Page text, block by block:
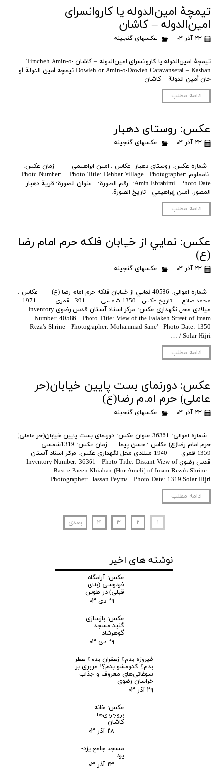
تیمچۀ امین‌الدوله یا کاروانسرای
امین‌الدوله – کاشان
۲۳ آذر ۰۳ عکسهای گنجینه
تیمچۀ امین‌الدوله یا کاروانسرای امین‌الدوله – کاشان Timcheh Amin-o-
Dowleh or Amin-o-Dowleh Caravanserai – Kashan تیمچه أمين الدولة أو
خان أمين الدولة – كاشان
ادامه مطلب
عکس: روستای دهبار
۲۳ آذر ۰۳ عکسهای گنجینه
شماره عکس: روستای دهبار عکاس : امین ابراهیمی زمان عکس:
نامعلوم Photo Number: Photo Title: Dehbar Village Photographer:
Amin Ebrahimi Photo Date: رقم الصورة: عنوان الصورة: قرية دهبار
المصور: أمين إبراهيمي تاريخ الصورة:
ادامه مطلب
عکس: نمايي از خیابان فلکه حرم امام رضا
(ع)
۲۳ آذر ۰۳ عکسهای گنجینه
شماره اموالی: 40586 نمايي از خیابان فلکه حرم امام رضا (ع) عکاس :
محمد صانع تاریخ عکس : 1350 شمسی 1391 قمری 1971
میلادی محل نگهداری عکس: مرکز اسناد آستان قدس رضوی Inventory
Number: 40586 Photo Title: View of the Falakeh Street of Imam
Reza's Shrine Photographer: Mohammad Sane' Photo Date: 1350
Solar Hijri / …
ادامه مطلب
عکس: دورنمای بست پایین خیابان(حر
عاملی) حرم امام رضا(ع)
۲۳ آذر ۰۳ عکسهای گنجینه
شماره اموالی: 36361 عنوان عکس: دورنمای بست پایین خیابان(حر عاملی)
حرم امام رضا(ع) عکاس : حسن پیما زمان عکس: 1319شمسی
1359 قمری 1940 میلادی محل نگهداری عکس: مرکز اسناد آستان
قدس رضوی Inventory Number: 36361 Photo Title: Distant View of
Bast-e Pāeen Khiābān (Hor Ameli) of Imam Reza's Shrine
Photographer: Hassan Peyma Photo Date: 1319 Solar Hijri …
ادامه مطلب
۱ ۲ ۳ ۴ بعدی
نوشته های اخیر
عکس: آرامگاه
فردوسی (بنای
قبلی) در طوس
۲۹ دی ۰۳
عکس: بازسازی
گنبد مسجد
گوهرشاد
۲۹ دی ۰۳
فیروزه بدم؟ زعفران بدم؟ عطر
بدم؟ کدومشو بدم؟! مروری بر
سوغاتی‌های معروف و جذاب
خراسان رضوی
۲۹ آذر ۰۳
عکس: خانه
بروجردی‌ها –
کاشان
۲۸ آذر ۰۳
مسجد جامع یزد-
یزد
۲۳ آذر ۰۳